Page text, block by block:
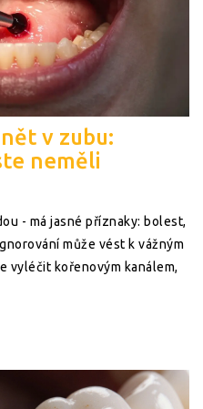
v zubu:
neměli
- má jasné příznaky: bolest,
může vést k vážným
vyléčit kořenovým kanálem,